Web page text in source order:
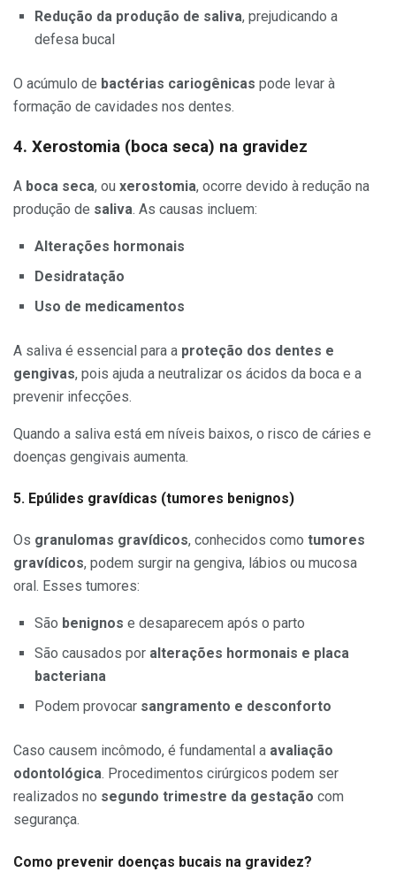
Redução da produção de saliva, prejudicando a
defesa bucal
O acúmulo de bactérias cariogênicas pode levar à
formação de cavidades nos dentes.
4. Xerostomia (boca seca) na gravidez
A boca seca, ou xerostomia, ocorre devido à redução na
produção de saliva. As causas incluem:
Alterações hormonais
Desidratação
Uso de medicamentos
A saliva é essencial para a proteção dos dentes e
gengivas, pois ajuda a neutralizar os ácidos da boca e a
prevenir infecções.
Quando a saliva está em níveis baixos, o risco de cáries e
doenças gengivais aumenta.
5. Epúlides gravídicas (tumores benignos)
Os granulomas gravídicos, conhecidos como tumores
gravídicos, podem surgir na gengiva, lábios ou mucosa
oral. Esses tumores:
São benignos e desaparecem após o parto
São causados por alterações hormonais e placa
bacteriana
Podem provocar sangramento e desconforto
Caso causem incômodo, é fundamental a avaliação
odontológica. Procedimentos cirúrgicos podem ser
realizados no segundo trimestre da gestação com
segurança.
Como prevenir doenças bucais na gravidez?